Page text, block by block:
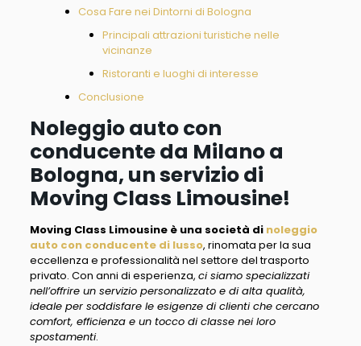
Cosa Fare nei Dintorni di Bologna
Principali attrazioni turistiche nelle
vicinanze
Ristoranti e luoghi di interesse
Conclusione
Noleggio auto con
conducente da Milano a
Bologna, un servizio di
Moving Class Limousine!
Moving Class Limousine è una società di noleggio
auto con conducente di lusso, rinomata per la sua
eccellenza e professionalità nel settore del trasporto
privato. Con anni di esperienza, ci siamo specializzati
nell’offrire un servizio personalizzato e di alta qualità,
ideale per soddisfare le esigenze di clienti che cercano
comfort, efficienza e un tocco di classe nei loro
spostamenti.